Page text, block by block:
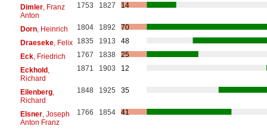
Dimler, Franz
Anton
1753 1827 14
Dorn, Heinrich 1804 1892
70
Draeseke, Felix 1835 1913
48
Eck, Friedrich 1767 1838
25
Eckhold,
Richard
1871 1903 12
Eilenberg,
Richard
1848 1925 35
Elsner, Joseph
Anton Franz
1766 1854 41